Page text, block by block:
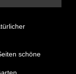
schöne